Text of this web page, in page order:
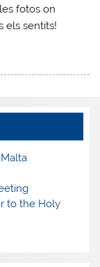
fotos on
els sentits!
to the Holy